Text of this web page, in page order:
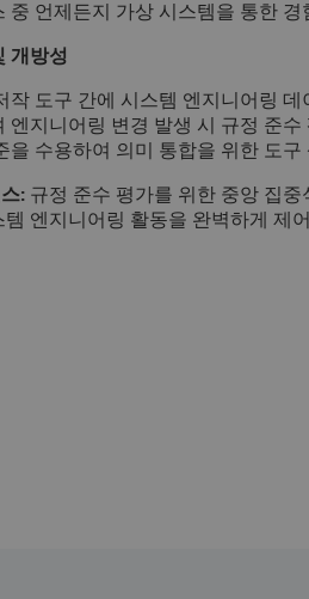
중 언제든지 가상 시스템을 통한
개방성
작 도구 간에 시스템 엔지니어링
엔지니어링 변경 발생 시 규정 준
을 수용하여 의미 통합을 위한 도
: 규정 준수 평가를 위한 중앙 집
템 엔지니어링 활동을 완벽하게 제